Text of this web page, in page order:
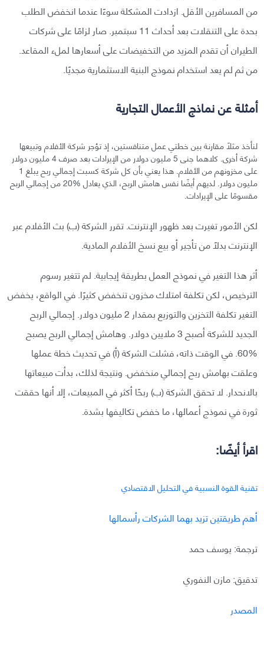
من المسافرين الأقل. ازدادت المشكلة سوءًا عندما انخفض الطلب
بحدة على التنقلات بعد أحداث 11 سبتمبر. صار لزامًا على شركات
الطيران أن تقدم المزيد من التخفيضات على أسعارها لملء المقاعد.
من ثم لم يعد استخدام نموذج البنية الاستثمارية مجديًا.
أمثلة عن نماذج الأعمال التجارية
لنأخذ مثلًا مقارنة بين خطتي عمل متنافستين، إذ تؤجر شركة الأفلام وتبيعها
شركة أخرى. كلاهما جنى 5 مليون دولار من الإيرادات بعد صرف 4 مليون دولار
على مخزونهم من الأفلام. هذا يعني بأن كل شركة كسبت إجمالي ربح يبلغ 1
مليون دولار. لديهم أيضًا نفس هامش الربح، الذي يعادل %20 من إجمالي الربح
مقسومًا على الإيرادات.
لكن الأمور تغيرت بعد ظهور الإنترنت. تقرر الشركة (ب) بث الأفلام عبر
الإنترنت بدلًا من تأجير أو بيع نسخ الأفلام المادية.
أثر هذا التغير في نموذج العمل بطريقة إيجابية. لم تتغير رسوم
الترخيص، لكن تكلفة امتلاك مخزون تنخفض كثيرًا. في الواقع، يخفض
التغير تكلفة التخزين والتوزيع بمقدار 2 مليون دولار. إجمالي الربح
الجديد للشركة أصبح 3 ملايين دولار. وهامش إجمالي الربح يصبح
%60. في الوقت ذاته، فشلت الشركة (أ) في تحديث خطة عملها
وعلقت بهامش ربح إجمالي منخفض. ونتيجة لذلك، بدأت مبيعاتها
بالانحدار. لا تحقق الشركة (ب) ربحًا أكثر في المبيعات، إلا أنها حققت
ثورة في نموذج أعمالها، ما خفض تكاليفها بشدة.
اقرأ أيضًا:
تقنية القوة النسبية في التحليل الاقتصادي
أهم طريقتين تزيد بهما الشركات رأسمالها
ترجمة: يوسف حمد
تدقيق: مازن النفوري
المصدر